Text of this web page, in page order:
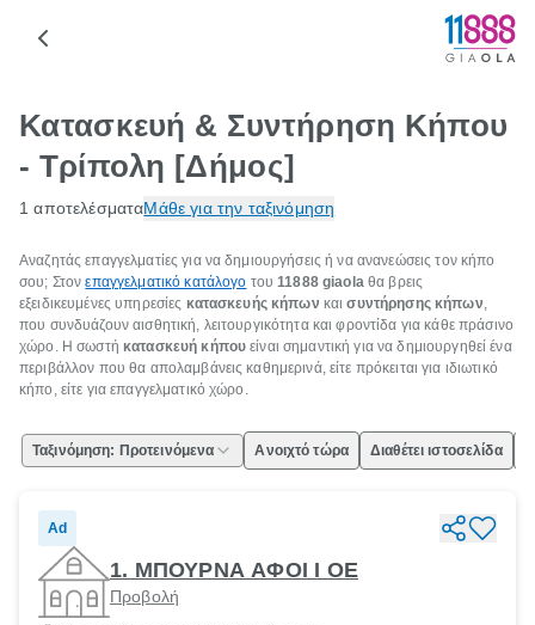
Κατασκευή & Συντήρηση Κήπου
- Τρίπολη [Δήμος]
1 αποτελέσματαΜάθε για την ταξινόμηση
Αναζητάς επαγγελματίες για να δημιουργήσεις ή να ανανεώσεις τον κήπο
σου; Στονεπαγγελματικό κατάλογο του11888 giaolaθα βρεις
εξειδικευμένες υπηρεσίες κατασκευής κήπων καισυντήρησης κήπων,
που συνδυάζουν αισθητική, λειτουργικότητα και φροντίδα για κάθε πράσινο
χώρο. Η σωστή κατασκευή κήπου είναι σημαντική για να δημιουργηθεί ένα
περιβάλλον που θα απολαμβάνεις καθημερινά, είτε πρόκειται για ιδιωτικό
κήπο, είτε για επαγγελματικό χώρο.
Ταξινόμηση: Προτεινόμενα Ανοιχτό τώρα Διαθέτει ιστοσελίδα
Ad
1. ΜΠΟΥΡΝΑ ΑΦΟΙ Ι ΟΕ
Προβολή